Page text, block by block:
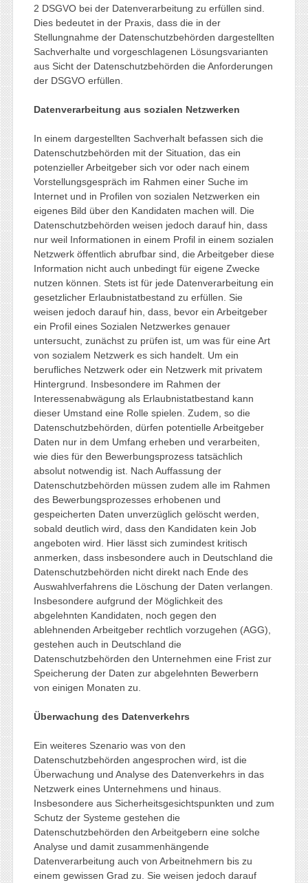
2 DSGVO bei der Datenverarbeitung zu erfüllen sind.
Dies bedeutet in der Praxis, dass die in der
Stellungnahme der Datenschutzbehörden dargestellten
Sachverhalte und vorgeschlagenen Lösungsvarianten
aus Sicht der Datenschutzbehörden die Anforderungen
der DSGVO erfüllen.
Datenverarbeitung aus sozialen Netzwerken
In einem dargestellten Sachverhalt befassen sich die
Datenschutzbehörden mit der Situation, das ein
potenzieller Arbeitgeber sich vor oder nach einem
Vorstellungsgespräch im Rahmen einer Suche im
Internet und in Profilen von sozialen Netzwerken ein
eigenes Bild über den Kandidaten machen will. Die
Datenschutzbehörden weisen jedoch darauf hin, dass
nur weil Informationen in einem Profil in einem sozialen
Netzwerk öffentlich abrufbar sind, die Arbeitgeber diese
Information nicht auch unbedingt für eigene Zwecke
nutzen können. Stets ist für jede Datenverarbeitung ein
gesetzlicher Erlaubnistatbestand zu erfüllen. Sie
weisen jedoch darauf hin, dass, bevor ein Arbeitgeber
ein Profil eines Sozialen Netzwerkes genauer
untersucht, zunächst zu prüfen ist, um was für eine Art
von sozialem Netzwerk es sich handelt. Um ein
berufliches Netzwerk oder ein Netzwerk mit privatem
Hintergrund. Insbesondere im Rahmen der
Interessenabwägung als Erlaubnistatbestand kann
dieser Umstand eine Rolle spielen. Zudem, so die
Datenschutzbehörden, dürfen potentielle Arbeitgeber
Daten nur in dem Umfang erheben und verarbeiten,
wie dies für den Bewerbungsprozess tatsächlich
absolut notwendig ist. Nach Auffassung der
Datenschutzbehörden müssen zudem alle im Rahmen
des Bewerbungsprozesses erhobenen und
gespeicherten Daten unverzüglich gelöscht werden,
sobald deutlich wird, dass den Kandidaten kein Job
angeboten wird. Hier lässt sich zumindest kritisch
anmerken, dass insbesondere auch in Deutschland die
Datenschutzbehörden nicht direkt nach Ende des
Auswahlverfahrens die Löschung der Daten verlangen.
Insbesondere aufgrund der Möglichkeit des
abgelehnten Kandidaten, noch gegen den
ablehnenden Arbeitgeber rechtlich vorzugehen (AGG),
gestehen auch in Deutschland die
Datenschutzbehörden den Unternehmen eine Frist zur
Speicherung der Daten zur abgelehnten Bewerbern
von einigen Monaten zu.
Überwachung des Datenverkehrs
Ein weiteres Szenario was von den
Datenschutzbehörden angesprochen wird, ist die
Überwachung und Analyse des Datenverkehrs in das
Netzwerk eines Unternehmens und hinaus.
Insbesondere aus Sicherheitsgesichtspunkten und zum
Schutz der Systeme gestehen die
Datenschutzbehörden den Arbeitgebern eine solche
Analyse und damit zusammenhängende
Datenverarbeitung auch von Arbeitnehmern bis zu
einem gewissen Grad zu. Sie weisen jedoch darauf